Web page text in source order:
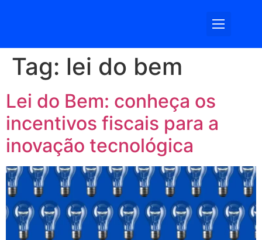
Tag: lei do bem
Lei do Bem: conheça os
incentivos fiscais para a
inovação tecnológica